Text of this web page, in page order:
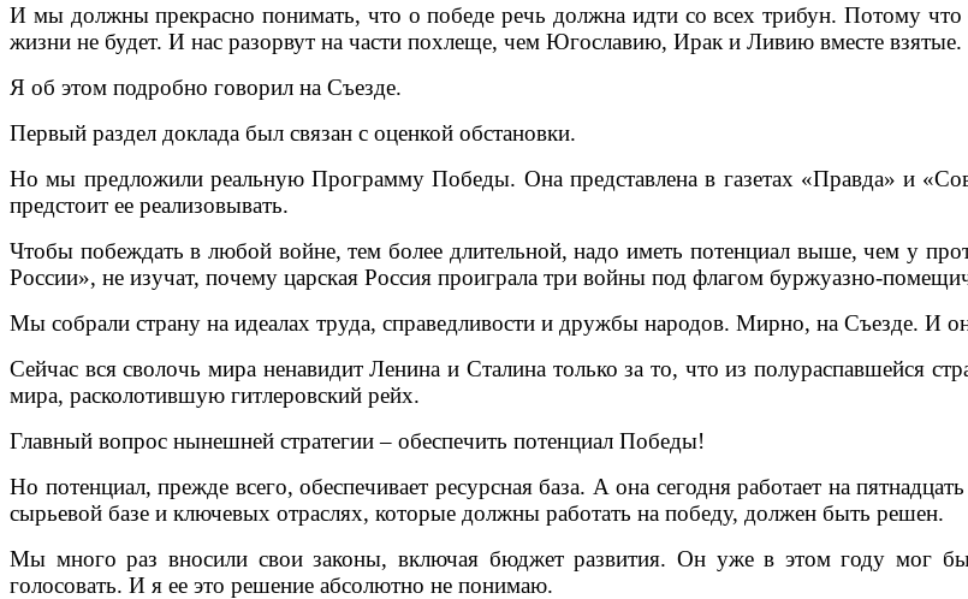
И мы должны прекрасно понимать, что о победе речь должна идти со всех трибун. Потому
жизни не будет. И нас разорвут на части похлеще, чем Югославию, Ирак и Ливию вместе взятые.
Я об этом подробно говорил на Съезде.
Первый раздел доклада был связан с оценкой обстановки.
Но мы предложили реальную Программу Победы. Она представлена в газетах «Правда» и
предстоит ее реализовывать.
Чтобы побеждать в любой войне, тем более длительной, надо иметь потенциал выше, чем у
России», не изучат, почему царская Россия проиграла три войны под флагом буржуазно-
Мы собрали страну на идеалах труда, справедливости и дружбы народов. Мирно, на Съезде. И
Сейчас вся сволочь мира ненавидит Ленина и Сталина только за то, что из полураспавшейся
мира, расколотившую гитлеровский рейх.
Главный вопрос нынешней стратегии – обеспечить потенциал Победы!
Но потенциал, прежде всего, обеспечивает ресурсная база. А она сегодня работает на
сырьевой базе и ключевых отраслях, которые должны работать на победу, должен быть решен.
Мы много раз вносили свои законы, включая бюджет развития. Он уже в этом году мог
голосовать. И я ее это решение абсолютно не понимаю.